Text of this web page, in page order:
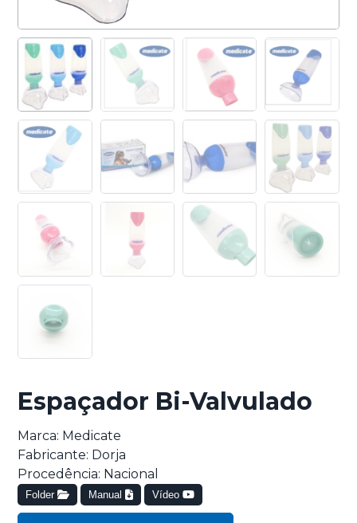
Espaçador Bi-Valvulado
Marca: Medicate
Fabricante: Dorja
Procedência: Nacional
Folder Manual Vídeo